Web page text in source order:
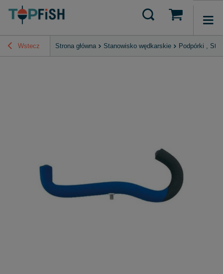
Wstecz Strona główna Stanowisko wędkarskie Podpórki ,